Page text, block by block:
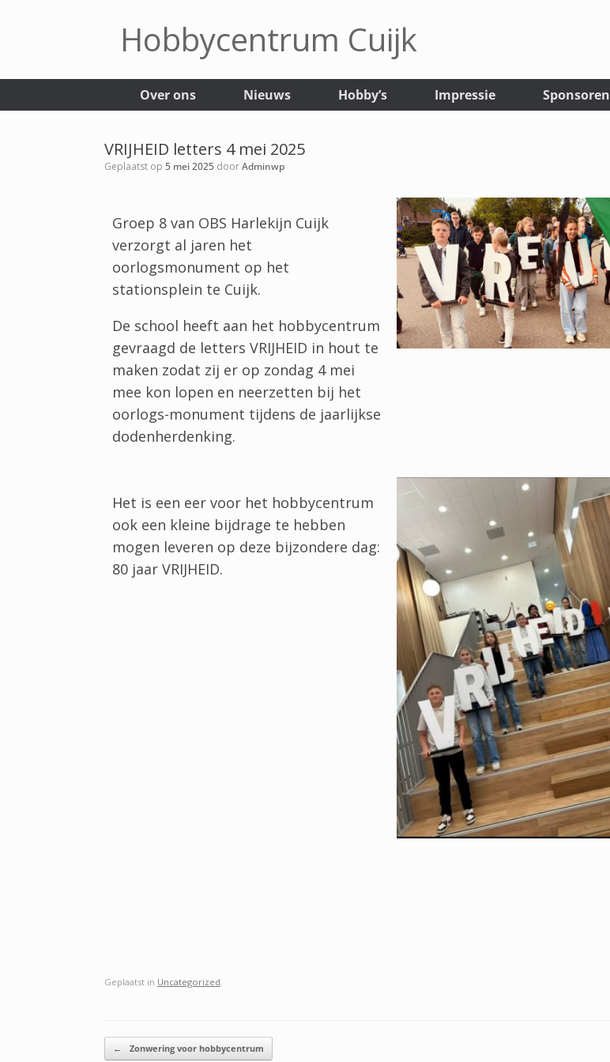
Hobbycentrum Cuijk
Over ons Nieuws Hobby’s Impressie Sponsoren
VRIJHEID letters 4 mei 2025
Geplaatst op 5 mei 2025 doorAdminwp
Groep 8 van OBS Harlekijn Cuijk
verzorgt al jaren het
oorlogsmonument op het
stationsplein te Cuijk.
De school heeft aan het hobbycentrum
gevraagd de letters VRIJHEID in hout te
maken zodat zij er op zondag 4 mei
mee kon lopen en neerzetten bij het
oorlogs-monument tijdens de jaarlijkse
dodenherdenking.
Het is een eer voor het hobbycentrum
ook een kleine bijdrage te hebben
mogen leveren op deze bijzondere dag:
80 jaar VRIJHEID.
Geplaatst in Uncategorized
Bericht navigatie
← Zonwering voor hobbycentrum